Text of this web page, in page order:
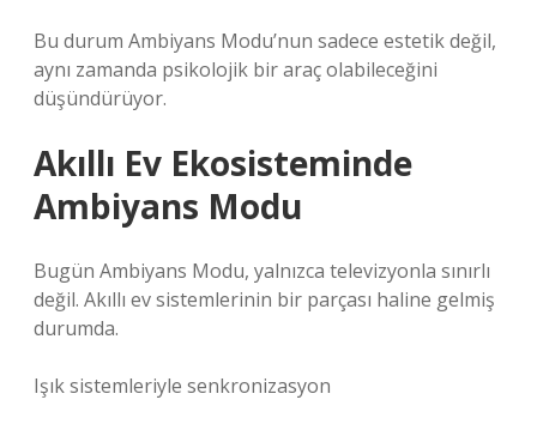
Bu durum Ambiyans Modu’nun sadece estetik değil,
aynı zamanda psikolojik bir araç olabileceğini
düşündürüyor.
Akıllı Ev Ekosisteminde
Ambiyans Modu
Bugün Ambiyans Modu, yalnızca televizyonla sınırlı
değil. Akıllı ev sistemlerinin bir parçası haline gelmiş
durumda.
Işık sistemleriyle senkronizasyon